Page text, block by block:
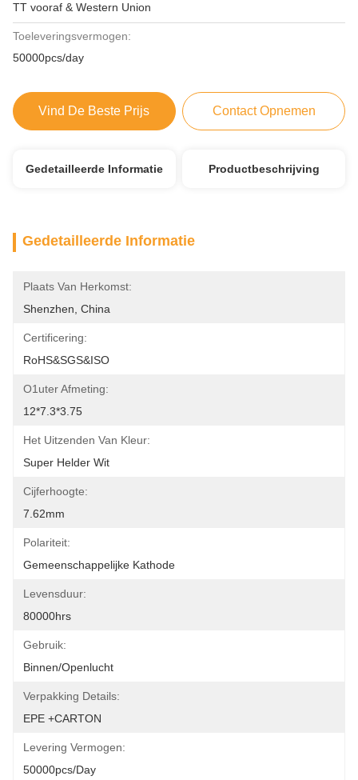
TT vooraf & Western Union
Toeleveringsvermogen:
50000pcs/day
Vind De Beste Prijs Contact Opnemen
Gedetailleerde Informatie Productbeschrijving
Gedetailleerde Informatie
Plaats Van Herkomst:
Shenzhen, China
Certificering:
RoHS&SGS&ISO
O1uter Afmeting:
12*7.3*3.75
Het Uitzenden Van Kleur:
Super Helder Wit
Cijferhoogte:
7.62mm
Polariteit:
Gemeenschappelijke Kathode
Levensduur:
80000hrs
Gebruik:
Binnen/openlucht
Verpakking Details:
EPE +CARTON
Levering Vermogen:
50000pcs/day